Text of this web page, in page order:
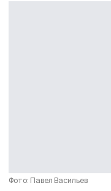
Фото: Павел Васильев